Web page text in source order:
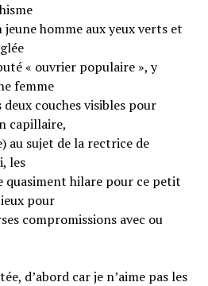
jeune homme aux yeux verts et
« ouvrier populaire », y
femme
couches visibles pour
capillaire,
au sujet de la rectrice de
les
quasiment hilare pour ce petit
pour
compromissions avec ou
d’abord car je n’aime pas les